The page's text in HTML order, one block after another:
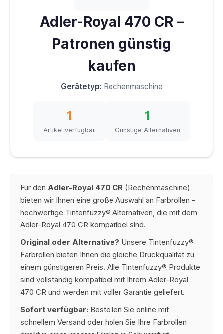
Adler-Royal 470 CR –
Patronen günstig
kaufen
Gerätetyp: Rechenmaschine
1
Artikel verfügbar
1
Günstige Alternativen
Für den Adler-Royal 470 CR (Rechenmaschine)
bieten wir Ihnen eine große Auswahl an Farbrollen –
hochwertige Tintenfuzzy® Alternativen, die mit dem
Adler-Royal 470 CR kompatibel sind.
Original oder Alternative? Unsere Tintenfuzzy®
Farbrollen bieten Ihnen die gleiche Druckqualität zu
einem günstigeren Preis. Alle Tintenfuzzy® Produkte
sind vollständig kompatibel mit Ihrem Adler-Royal
470 CR und werden mit voller Garantie geliefert.
Sofort verfügbar: Bestellen Sie online mit
schnellem Versand oder holen Sie Ihre Farbrollen